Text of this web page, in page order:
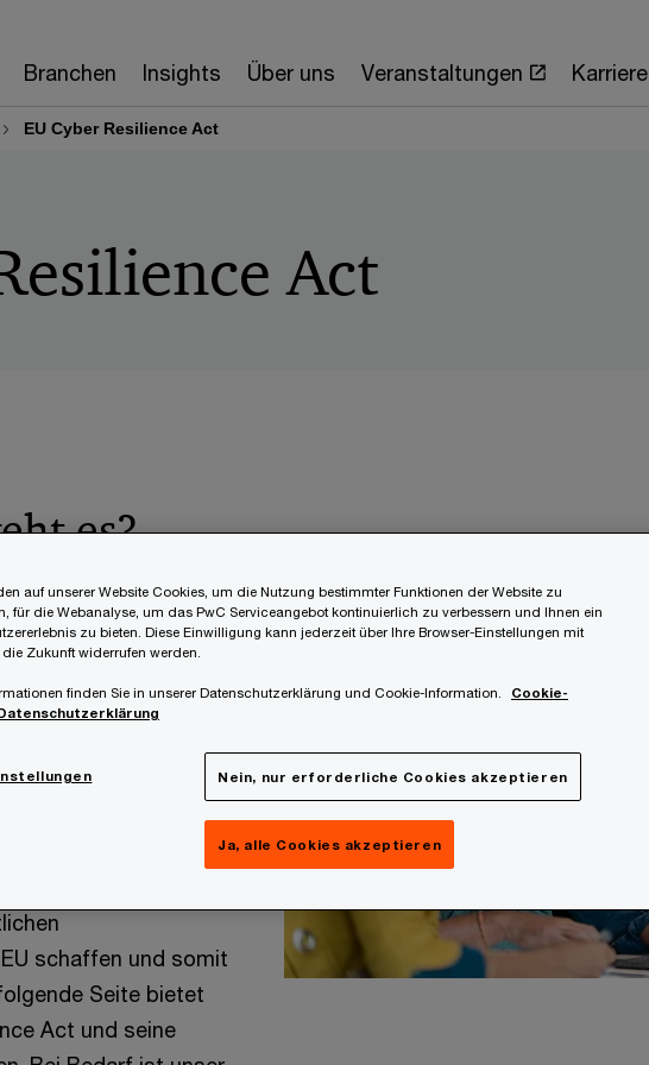
Branchen Insights Über uns Veranstaltungen Karriere
EU Cyber Resilience Act
Act
es?
Verordnung
Cybersicherheit von
gesamten
by-Design": Zu den
der Angriffsfläche,
sowie die
schaffen und somit
Seite bietet
Act und seine
auf unserer Website Cookies, um die Nutzung bestimmter Funktionen der Website zu
für die Webanalyse, um das PwC Serviceangebot kontinuierlich zu verbessern und Ihnen ein
zu bieten. Diese Einwilligung kann jederzeit über Ihre Browser-Einstellungen mit
Zukunft widerrufen werden.
finden Sie in unserer Datenschutzerklärung und Cookie-Information.
Cookie-
Nein, nur erforderliche Cookies akzeptieren
Ja, alle Cookies akzeptieren